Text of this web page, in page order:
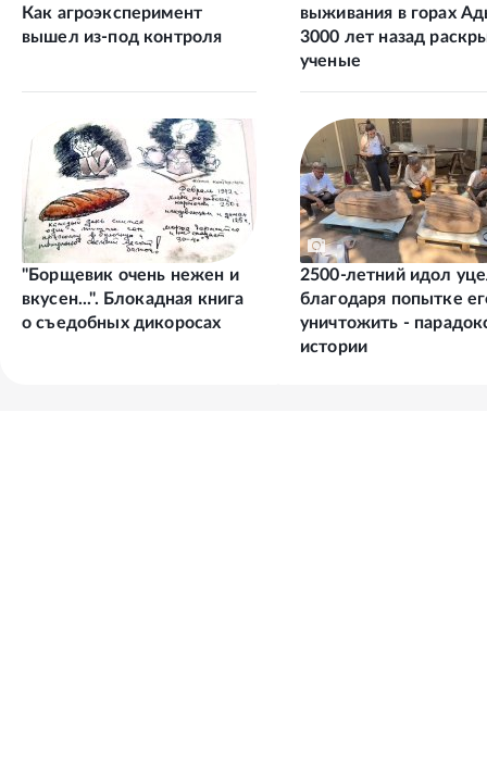
Как агроэксперимент
вышел из-под контроля
"Борщевик очень нежен и
вкусен...". Блокадная книга
о съедобных дикоросах
выживания в горах
3000 лет назад
ученые
2500-летний идол
благодаря попытке
уничтожить -
истории